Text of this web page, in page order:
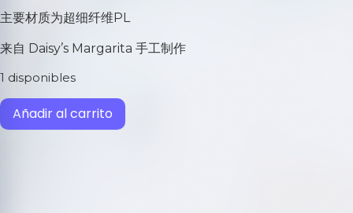
主要材质为超细纤维PL
来自 Daisy’s Margarita 手工制作
1 disponibles
Añadir al carrito